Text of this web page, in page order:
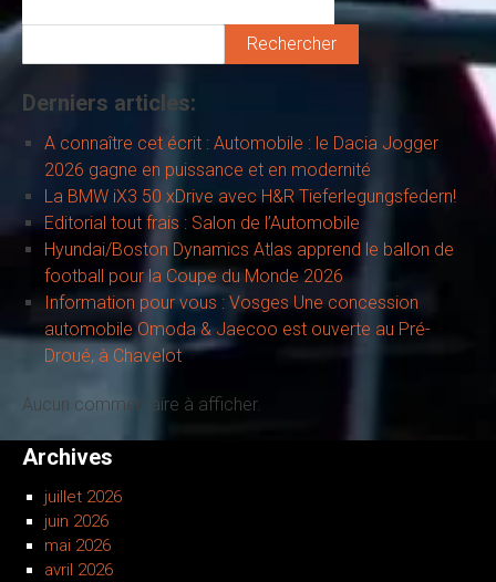
Rechercher
Derniers articles:
A connaître cet écrit : Automobile : le Dacia Jogger
2026 gagne en puissance et en modernité
La BMW iX3 50 xDrive avec H&R Tieferlegungsfedern!
Editorial tout frais : Salon de l’Automobile
Hyundai/Boston Dynamics Atlas apprend le ballon de
football pour la Coupe du Monde 2026
Information pour vous : Vosges Une concession
automobile Omoda & Jaecoo est ouverte au Pré-
Droué, à Chavelot
Aucun commentaire à afficher.
Archives
juillet 2026
juin 2026
mai 2026
avril 2026